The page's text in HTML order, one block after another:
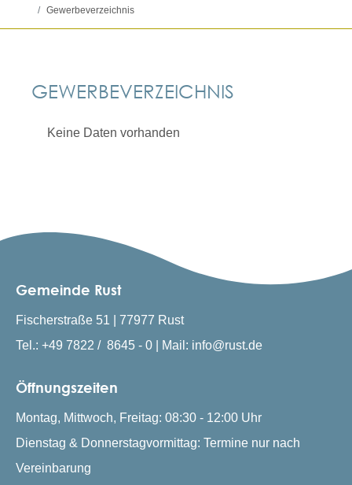
Gewerbeverzeichnis
GEWERBEVERZEICHNIS
Keine Daten vorhanden
Gemeinde Rust
Fischerstraße 51 | 77977 Rust
Tel.: +49 7822 / 8645 - 0 | Mail: info@rust.de
Öffnungszeiten
Montag, Mittwoch, Freitag: 08:30 - 12:00 Uhr
Dienstag & Donnerstagvormittag: Termine nur nach
Vereinbarung